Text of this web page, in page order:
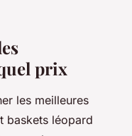
prix
les meilleures
baskets léopard